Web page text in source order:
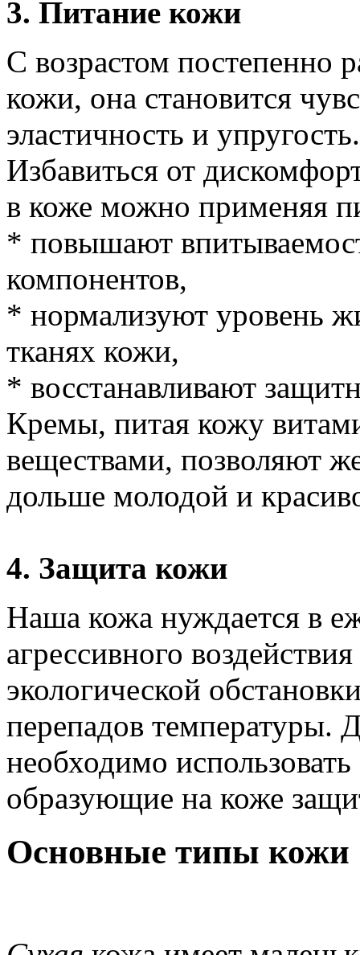
3. Питание кожи
С возрастом постепенно
кожи, она становится
эластичность и упругость.
Избавиться от
в коже можно применяя
* повышают
компонентов,
* нормализуют уровень
тканях кожи,
* восстанавливают
Кремы, питая кожу
веществами, позволяют
дольше молодой и
4. Защита кожи
Наша кожа нуждается в
агрессивного
экологической
перепадов температуры.
необходимо
образующие на коже
Основные типы кожи